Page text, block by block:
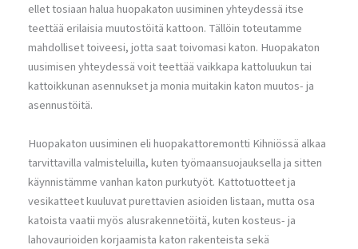
ellet tosiaan halua huopakaton uusiminen yhteydessä itse
teettää erilaisia muutostöitä kattoon. Tällöin toteutamme
mahdolliset toiveesi, jotta saat toivomasi katon. Huopakaton
uusimisen yhteydessä voit teettää vaikkapa kattoluukun tai
kattoikkunan asennukset ja monia muitakin katon muutos- ja
asennustöitä.
Huopakaton uusiminen eli huopakattoremontti Kihniössä alkaa
tarvittavilla valmisteluilla, kuten työmaansuojauksella ja sitten
käynnistämme vanhan katon purkutyöt. Kattotuotteet ja
vesikatteet kuuluvat purettavien asioiden listaan, mutta osa
katoista vaatii myös alusrakennetöitä, kuten kosteus- ja
lahovaurioiden korjaamista katon rakenteista sekä